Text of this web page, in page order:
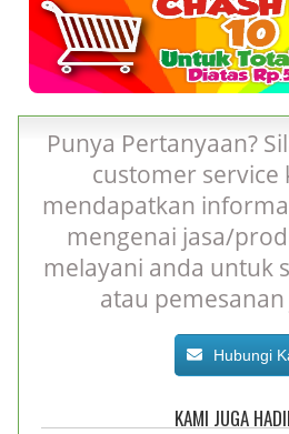
Punya Pertanyaan?
customer service
mendapatkan
mengenai jasa/
melayani anda untuk
atau
Hubungi
KAMI JUGA